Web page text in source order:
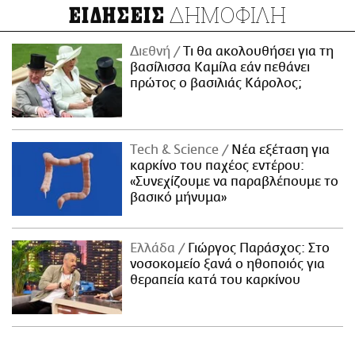
ΕΙΔΗΣΕΙΣ ΔΗΜΟΦΙΛΗ
Διεθνή
Τι θα ακολουθήσει για τη
βασίλισσα Καμίλα εάν πεθάνει
πρώτος ο βασιλιάς Κάρολος;
Τech & Science
Νέα εξέταση για
καρκίνο του παχέος εντέρου:
«Συνεχίζουμε να παραβλέπουμε το
βασικό μήνυμα»
Ελλάδα
Γιώργος Παράσχος: Στο
νοσοκομείο ξανά ο ηθοποιός για
θεραπεία κατά του καρκίνου